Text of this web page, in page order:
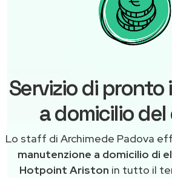
Servizio di
a domicilio
Lo staff di Archimede Padova
manutenzione a domicilio di
Hotpoint Ariston in tutto il